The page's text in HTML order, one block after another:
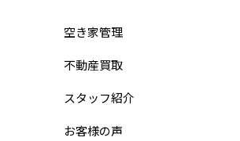
空き家管理
不動産買取
スタッフ紹介
お客様の声